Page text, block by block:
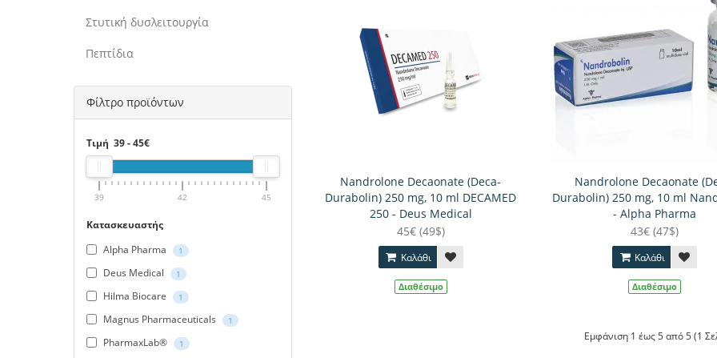
Στυτική δυσλειτουργία
Πεπτίδια
Φίλτρο προϊόντων
Τιμή 39-45€
39 42 45
Κατασκευαστής
Alpha Pharma
1
Deus Medical 1
Hilma Biocare 1
Magnus Pharmaceuticals 1
PharmaxLab® 1
Nandrolone Decaonate (Deca-
Durabolin) 250 mg, 10 ml DECAMED
250 - Deus Medical
45€ (49$)
Καλάθι
Διαθέσιμο
Nandrolone Decaonate
Durabolin) 250 mg, 10 ml
- Alpha Pharma
43€ (47$)
Καλάθι
Διαθέσιμο
Εμφάνιση 1 έως 5 από 5 (1